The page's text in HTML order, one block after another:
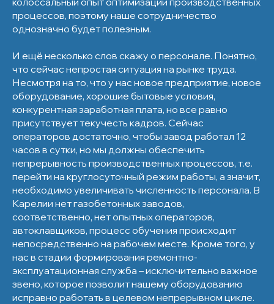
процессов, поэтому наше сотрудничество
однозначно будет полезным.
И ещё несколько слов скажу о персонале. Понятно,
что сейчас непростая ситуация на рынке труда.
Несмотря на то, что у нас новое предприятие, новое
оборудование, хорошие бытовые условия,
конкурентная заработная плата, но все равно
присутствует текучесть кадров. Сейчас
операторов достаточно, чтобы завод работал 12
часов в сутки, но мы должны обеспечить
непрерывность производственных процессов, т.е.
перейти на круглосуточный режим работы, а значит,
необходимо увеличивать численность персонала. В
Карелии нет газобетонных заводов,
соответственно, нет опытных операторов,
автоклавщиков, процесс обучения происходит
непосредственно на рабочем месте. Кроме того, у
нас в стадии формирования ремонтно-
эксплуатационная служба – исключительно важное
звено, которое позволит нашему оборудованию
исправно работать в целевом непрерывном цикле.